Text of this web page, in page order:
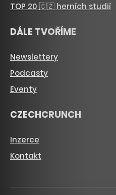
TOP 20 🇨🇿 herních studií
DÁLE TVOŘÍME
Newslettery
Podcasty
Eventy
CZECHCRUNCH
Inzerce
Kontakt